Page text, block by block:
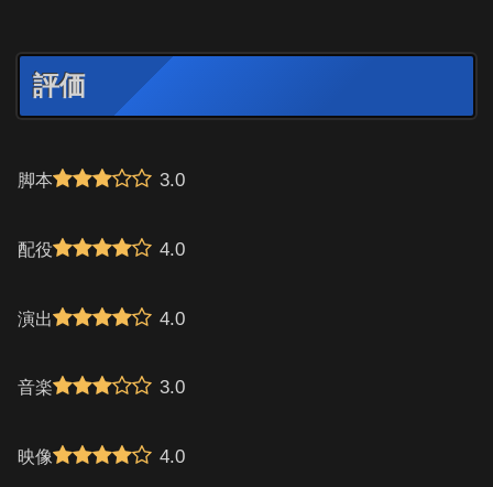
評価
脚本 3.0
配役 4.0
演出 4.0
音楽 3.0
映像 4.0